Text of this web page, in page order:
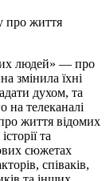
про життя
людей» — про
змінила їхні
духом, та
на телеканалі
життя відомих
та
сюжетах
співаків,